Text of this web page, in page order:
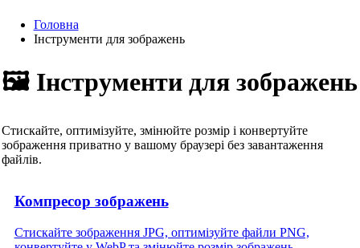
Головна
Інструменти для зображень
🖼️Інструменти для зображень
Стискайте, оптимізуйте, змінюйте розмір і конвертуйте
зображення приватно у вашому браузері без завантаження
файлів.
Компресор зображень
Стискайте зображення JPG, оптимізуйте файли PNG,